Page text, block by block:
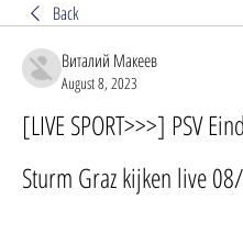
Back
Виталий Макеев
August 8, 2023
[LIVE SPORT>>>] PSV
Sturm Graz kijken live